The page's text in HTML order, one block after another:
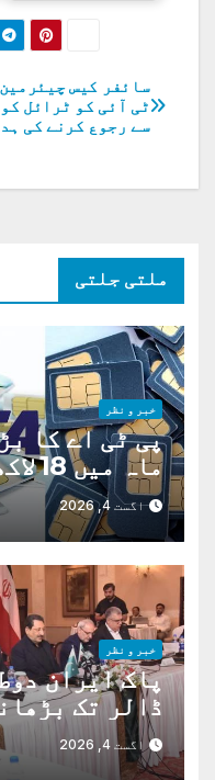
پوسٹوں
کی
نیویگیشن
سائفر کیس
ٹی آئی کو ٹرائل
سے رجوع کرنے کی
ملتی جلتی
خبر و نظر
ماہ میں 18 لاکھ سے زائد سمز بلاک
اگست 4, 2026
خبر و نظر
ڈالر تک
اگست 4, 2026